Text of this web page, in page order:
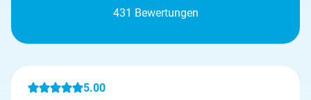
431 Bewertungen
5.00